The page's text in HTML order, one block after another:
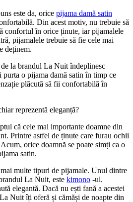
este da, orice pijama damă satin
Din acest motiv, nu trebuie să
confortul în orice ținute, iar pijamalele
pijamalele trebuie să fie cele mai
deținem.
brandul La Nuit îndeplinesc
purta o pijama damă satin în timp ce
plăcută să fii confortabilă în
reprezentă eleganță?
cele mai importante doamne din
Printre astfel de ținute care furau ochii
orice doamnă se poate simți ca o
satin.
tipuri de pijamale. Unul dintre
La Nuit, este kimono -ul.
elegantă. Dacă nu ești fană a acestei
Nuit îți oferă și cămăși de noapte din